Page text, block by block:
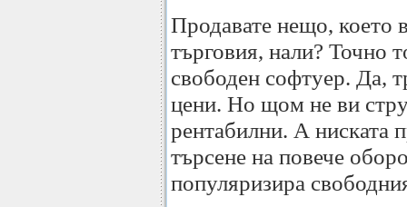
Продавате нещо, което
търговия, нали? Точно
свободен софтуер. Да,
цени. Но щом не ви
рентабилни. А ниската
търсене на повече
популяризира